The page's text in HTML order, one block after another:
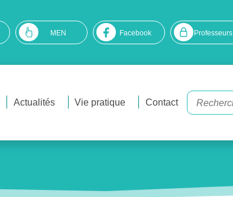
MEN Facebook Professeurs
Actualités Vie pratique Contact